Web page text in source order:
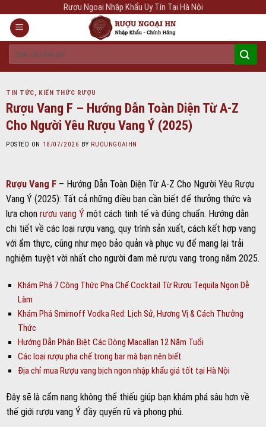
content
Rượu Ngoại Nhập Khẩu Uy Tín Tại Hà Nội
kiếm:
TIN TỨC, KIẾN THỨC RƯỢU
Rượu Vang F – Hướng Dẫn Toàn Diện Từ A-Z
Cho Người Yêu Rượu Vang Ý (2025)
POSTED ON 18/07/2026 BY RUOUNGOAIHN
Rượu Vang F – Hướng Dẫn Toàn Diện Từ A-Z Cho Người Yêu Rượu
Vang Ý (2025): Tất cả những điều bạn cần biết để thưởng thức và
lựa chọn rượu vang Ý một cách tinh tế và đúng chuẩn. Hướng dẫn
chi tiết về các loại rượu vang, quy trình sản xuất, cách kết hợp vang
với ẩm thực, cũng như mẹo bảo quản và phục vụ để mang lại trải
nghiệm tuyệt vời nhất cho người đam mê rượu vang trong năm 2025.
Khám Phá 7 Công Thức Pha Chế Cocktail Từ Rượu Tequila Ngon Dễ
Làm
Khám Phá Smirnoff Vodka Red: Lịch Sử, Hương Vị & Cách Thưởng
Thức
Hướng Dẫn Phân Biệt Các Dòng Macallan 12 Năm Tuổi
Các loại rượu pha chế trong bar mà bạn nên biết
Địa chỉ mua Rượu vang bịch ngon nhập khẩu giá tốt tại Hà Nội
Đây sẽ là cẩm nang không thể thiếu giúp bạn khám phá sâu hơn về
thế giới rượu vang Ý đầy quyến rũ và phong phú.